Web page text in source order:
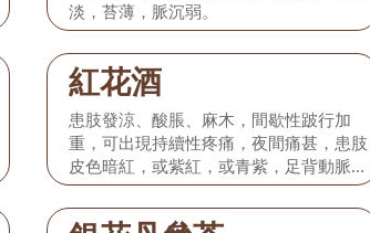
淡，苔薄，脈沉弱。
紅花酒
患肢發涼、酸脹、麻木，間歇性跛行加
重，可出現持續性疼痛，夜間痛甚，患肢
皮色暗紅，或紫紅，或青紫，足背動脈波
動消失，舌質青紫有瘀斑或瘀點，脈沉細
或沉澀。